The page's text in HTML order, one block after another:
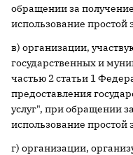
обращении за
использование простой
в) организации,
государственных и
частью 2 статьи 1
предоставления
услуг", при обращении
использование простой
г) организации,